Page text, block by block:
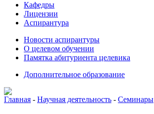
Кафедры
Лицензии
Аспирантура
Новости аспирантуры
О целевом обучении
Памятка абитуриента целевика
Дополнительное образование
Главная - Научная деятельность - Семинары